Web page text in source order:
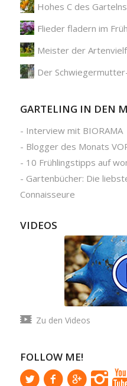
Hohes C des
Flieder fladern im
Meister der
Der
GARTELING IN DEN
- Interview mit BIORAMA
- Blogger des Monats
- 10 Frühlingstipps auf
- Gartenbücher: Die
Connaisseure
VIDEOS
Zu den Videos
FOLLOW ME!